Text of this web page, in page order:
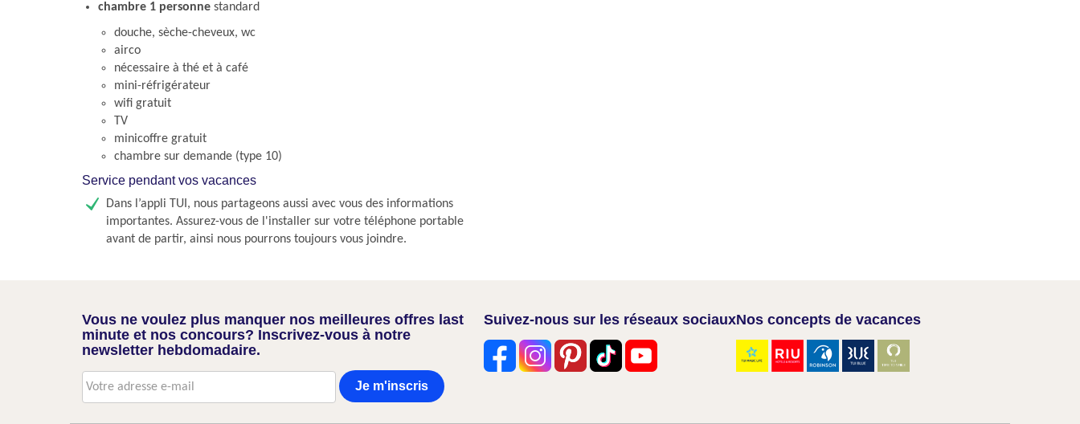
chambre 1 personne standard
douche, sèche-cheveux, wc
airco
nécessaire à thé et à café
mini-réfrigérateur
wifi gratuit
TV
minicoffre gratuit
chambre sur demande (type 10)
Service pendant vos vacances
Dans l’appli TUI, nous partageons aussi avec vous des informations
importantes. Assurez-vous de l'installer sur votre téléphone portable
avant de partir, ainsi nous pourrons toujours vous joindre.
Vous ne voulez plus manquer nos meilleures offres last
minute et nos concours? Inscrivez-vous à notre
newsletter hebdomadaire.
Je m'inscris
Suivez-nous sur les réseaux sociauxNos concepts de vacances